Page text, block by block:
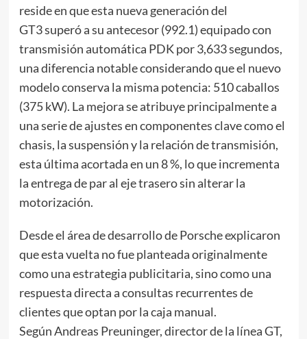
reside en que esta nueva generación del
GT3 superó a su antecesor (992.1) equipado con
transmisión automática PDK por 3,633 segundos,
una diferencia notable considerando que el nuevo
modelo conserva la misma potencia: 510 caballos
(375 kW). La mejora se atribuye principalmente a
una serie de ajustes en componentes clave como el
chasis, la suspensión y la relación de transmisión,
esta última acortada en un 8 %, lo que incrementa
la entrega de par al eje trasero sin alterar la
motorización.
Desde el área de desarrollo de Porsche explicaron
que esta vuelta no fue planteada originalmente
como una estrategia publicitaria, sino como una
respuesta directa a consultas recurrentes de
clientes que optan por la caja manual.
Según Andreas Preuninger, director de la línea GT,